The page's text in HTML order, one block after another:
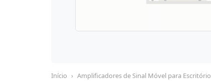
Início Amplificadores de Sinal Móvel para Escritório